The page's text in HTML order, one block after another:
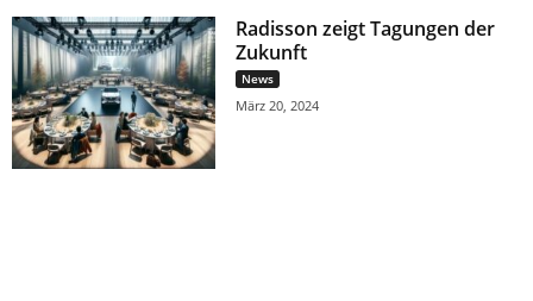
Radisson zeigt Tagungen der
Zukunft
News
März 20, 2024